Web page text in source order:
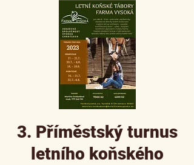
3. Příměstský turnus
letního koňského